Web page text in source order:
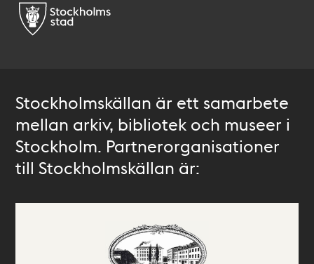
Stockholmskällan är ett samarbete
mellan arkiv, bibliotek och museer i
Stockholm. Partnerorganisationer
till Stockholmskällan är: